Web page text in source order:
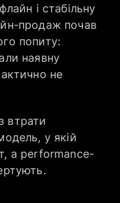
і стабільну
продаж почав
попиту:
наявну
не
втрати
у якій
а performance-